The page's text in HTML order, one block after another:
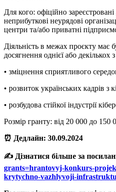
Для кого: офіційно зареєстровані
неприбуткові неурядові
центри та/або приватні
Діяльність в межах проєкту має
досягнення однієї або декількох
• зміцнення сприятливого
• розвиток українських кадрів з
• розбудова стійкої індустрії
Розмір гранту: від 20 000 до
⏰ Дедлайн: 30.09.2024
✍️ Дізнатися більше за
grants=hrantovyj-konkurs-
krytychno-vazhlyvoji-